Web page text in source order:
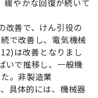
緩やかな回復が続いて
善で、けん引役の
で改善し、電気機械
は改善となりまし
で推移し、一般機
。非製造業
体的には、機械器